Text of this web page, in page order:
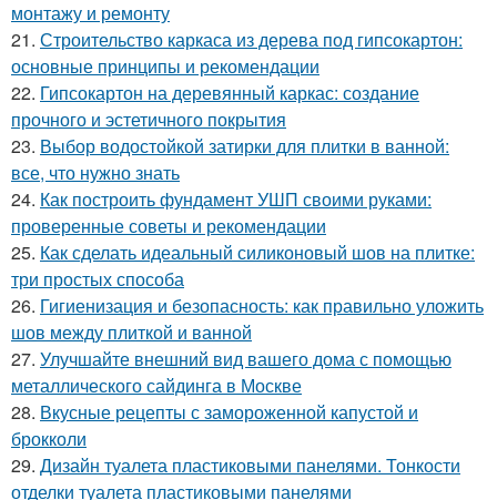
монтажу и ремонту
21. Строительство каркаса из дерева под гипсокартон:
основные принципы и рекомендации
22. Гипсокартон на деревянный каркас: создание
прочного и эстетичного покрытия
23. Выбор водостойкой затирки для плитки в ванной:
все, что нужно знать
24. Как построить фундамент УШП своими руками:
проверенные советы и рекомендации
25. Как сделать идеальный силиконовый шов на плитке:
три простых способа
26. Гигиенизация и безопасность: как правильно уложить
шов между плиткой и ванной
27. Улучшайте внешний вид вашего дома с помощью
металлического сайдинга в Москве
28. Вкусные рецепты с замороженной капустой и
брокколи
29. Дизайн туалета пластиковыми панелями. Тонкости
отделки туалета пластиковыми панелями